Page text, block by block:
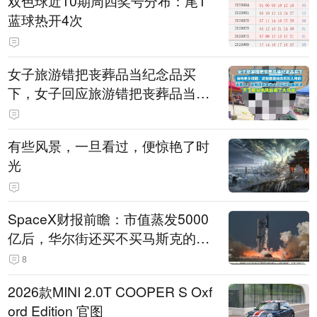
蓝球热开4次
女子旅游错把丧葬品当纪念品买
下，女子回应旅游错把丧葬品当纪
念品：已妥善解决，因自己无知闹
了大乌龙
有些风景，一旦看过，便惊艳了时
光
SpaceX财报前瞻：市值蒸发5000
亿后，华尔街还买不买马斯克的
账？
8
2026款MINI 2.0T COOPER S Oxf
ord Edition 官图